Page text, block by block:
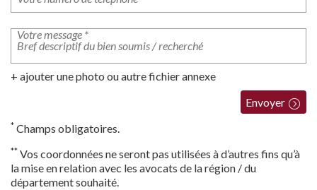
+ ajouter une photo ou autre fichier annexe
Envoyer
* Champs obligatoires.
** Vos coordonnées ne seront pas utilisées à d’autres fins qu’à
la mise en relation avec les avocats de la région / du
département souhaité.